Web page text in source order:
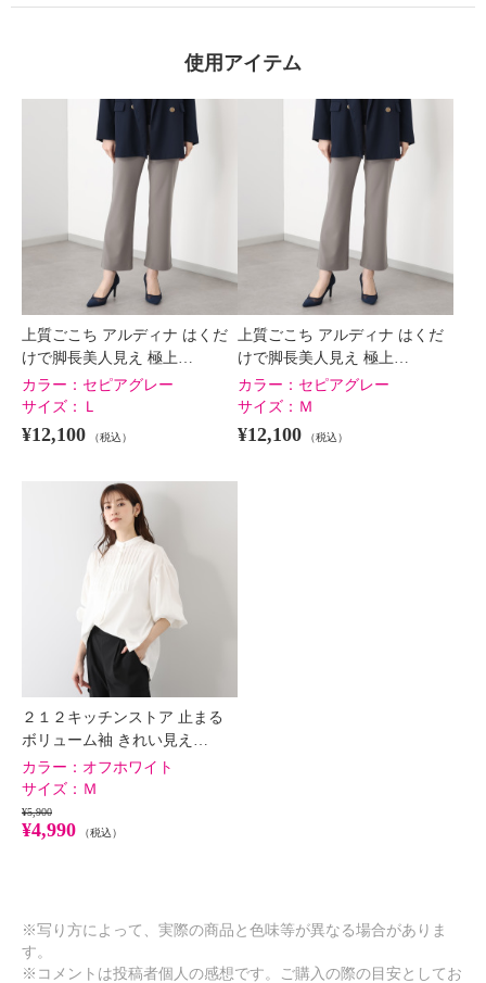
×
使用アイテム
上質ごこち アルディナ はくだ
けで脚長美人見え 極上…
カラー： セピアグレー
サイズ：
Ｌ
¥12,100 （税込）
上質ごこち アルディナ はくだ
けで脚長美人見え 極上…
カラー： セピアグレー
サイズ： Ｍ
¥12,100 （税込）
２１２キッチンストア 止まる
ボリューム袖 きれい見え…
カラー： オフホワイト
サイズ： Ｍ
¥5,900
¥4,990 （税込）
※写り方によって、実際の商品と色味等が異なる場合がありま
す。
※コメントは投稿者個人の感想です。ご購入の際の目安としてお